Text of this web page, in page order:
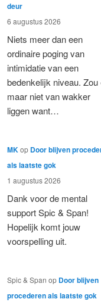
deur
6 augustus 2026
Niets meer dan een
ordinaire poging van
intimidatie van een
bedenkelijk niveau. Zou
maar niet van wakker
liggen want…
MKop Door blijven
als laatste gok
1 augustus 2026
Dank voor de mental
support Spic & Span!
Hopelijk komt jouw
voorspelling uit.
Spic & Span op Door blijven
procederen als laatste gok